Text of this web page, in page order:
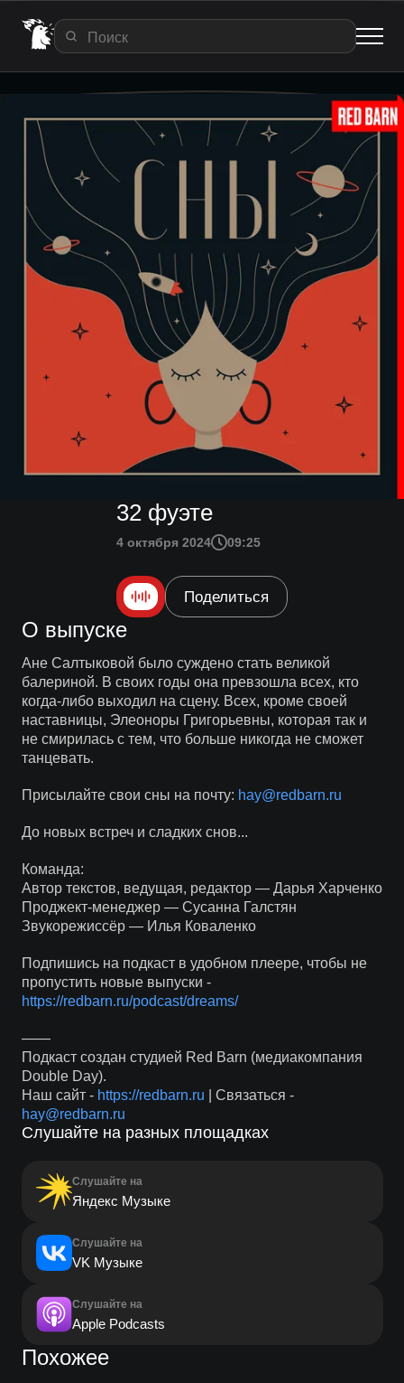
32 фуэте
4 октября 2024 09:25
Поделиться
О выпуске
Ане Салтыковой было суждено стать великой
балериной. В своих годы она превзошла всех, кто
когда-либо выходил на сцену. Всех, кроме своей
наставницы, Элеоноры Григорьевны, которая так и
не смирилась с тем, что больше никогда не сможет
танцевать.
Присылайте свои сны на почту: hay@redbarn.ru
До новых встреч и сладких снов...
Команда:
Автор текстов, ведущая, редактор — Дарья Харченко
Проджект-менеджер — Сусанна Галстян
Звукорежиссёр — Илья Коваленко
Подпишись на подкаст в удобном плеере, чтобы не
пропустить новые выпуски -
https://redbarn.ru/podcast/dreams/
——
Подкаст создан студией Red Barn (медиакомпания
Double Day).
Наш сайт - https://redbarn.ru | Связаться -
hay@redbarn.ru
Слушайте на разных площадках
Слушайте на
Яндекс Музыке
Слушайте на
VK Музыке
Слушайте на
Apple Podcasts
Похожее